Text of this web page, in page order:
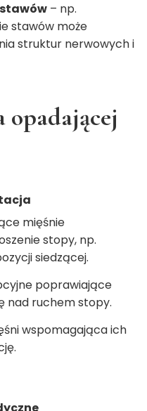
– np.
stawów może
struktur nerwowych i
opadającej
mięśnie
stopy, np.
siedzącej.
poprawiające
nad ruchem stopy.
wspomagająca ich